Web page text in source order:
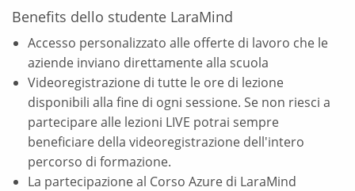
Benefits dello studente LaraMind
Accesso personalizzato alle offerte di lavoro che le
aziende inviano direttamente alla scuola
Videoregistrazione di tutte le ore di lezione
disponibili alla fine di ogni sessione. Se non riesci a
partecipare alle lezioni LIVE potrai sempre
beneficiare della videoregistrazione dell'intero
percorso di formazione.
La partecipazione al Corso Azure di LaraMind